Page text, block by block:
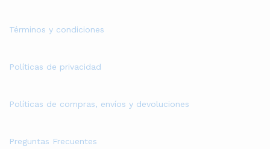
Términos y condiciones
Políticas de privacidad
Políticas de compras, envíos y devoluciones
Preguntas Frecuentes